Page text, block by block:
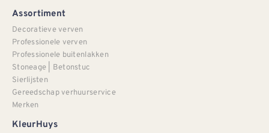
Assortiment
Decoratieve verven
Professionele verven
Professionele buitenlakken
Stoneage | Betonstuc
Sierlijsten
Gereedschap verhuurservice
Merken
KleurHuys